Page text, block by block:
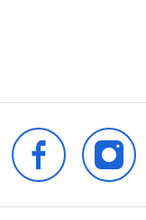
SUIVEZ‑NOUS
SUR
FACEBOOK
SUR